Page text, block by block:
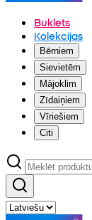
Buklets
Kolekcijas
Bērniem
Sievietēm
Mājoklim
Zīdaiņiem
Vīriešiem
Citi